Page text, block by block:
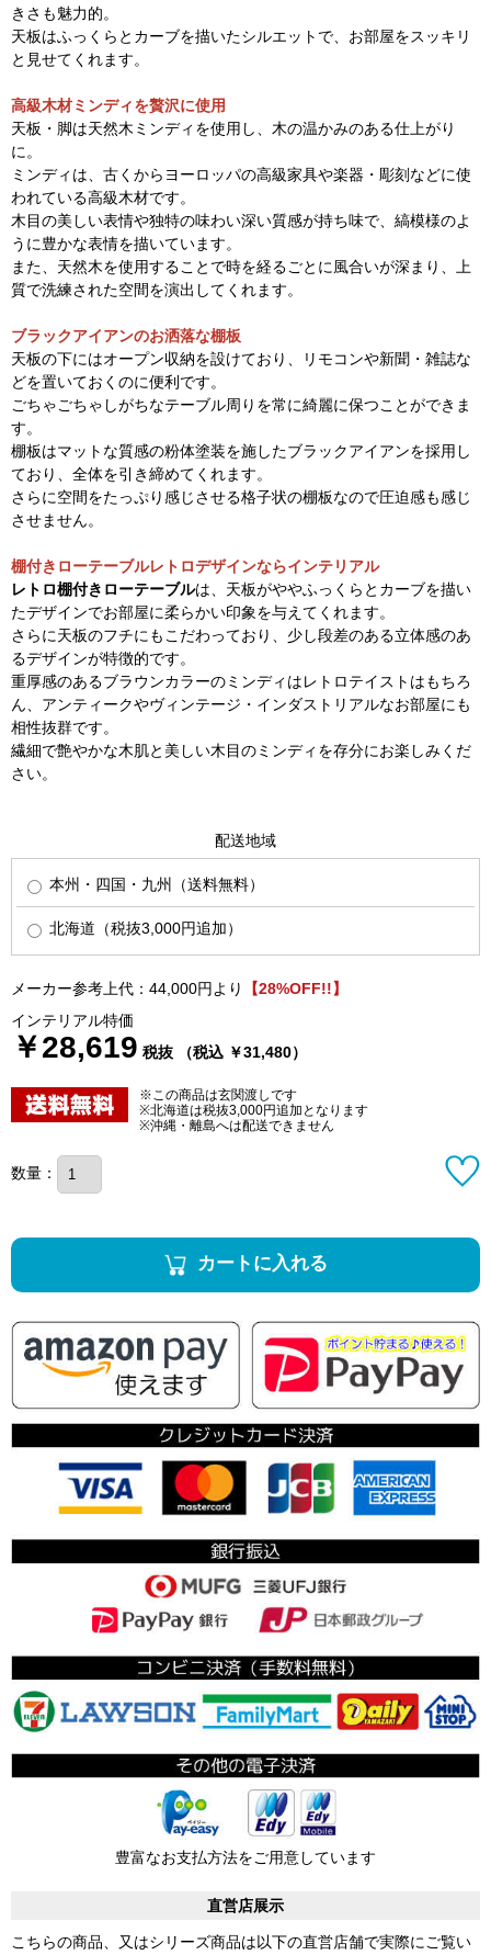
きさも魅力的。
天板はふっくらとカーブを描いたシルエットで、お部屋をスッキリ
と見せてくれます。
高級木材ミンディを贅沢に使用
天板・脚は天然木ミンディを使用し、木の温かみのある仕上がり
に。
ミンディは、古くからヨーロッパの高級家具や楽器・彫刻などに使
われている高級木材です。
木目の美しい表情や独特の味わい深い質感が持ち味で、縞模様のよ
うに豊かな表情を描いています。
また、天然木を使用することで時を経るごとに風合いが深まり、上
質で洗練された空間を演出してくれます。
ブラックアイアンのお洒落な棚板
天板の下にはオープン収納を設けており、リモコンや新聞・雑誌な
どを置いておくのに便利です。
ごちゃごちゃしがちなテーブル周りを常に綺麗に保つことができま
す。
棚板はマットな質感の粉体塗装を施したブラックアイアンを採用し
ており、全体を引き締めてくれます。
さらに空間をたっぷり感じさせる格子状の棚板なので圧迫感も感じ
させません。
棚付きローテーブルレトロデザインならインテリアル
レトロ棚付きローテーブルは、天板がややふっくらとカーブを描い
たデザインでお部屋に柔らかい印象を与えてくれます。
さらに天板のフチにもこだわっており、少し段差のある立体感のあ
るデザインが特徴的です。
重厚感のあるブラウンカラーのミンディはレトロテイストはもちろ
ん、アンティークやヴィンテージ・インダストリアルなお部屋にも
相性抜群です。
繊細で艶やかな木肌と美しい木目のミンディを存分にお楽しみくだ
さい。
配送地域
本州・四国・九州（送料無料）
北海道（税抜3,000円追加）
メーカー参考上代：44,000円より
【28%OFF!!】
インテリアル特価
￥28,619 税抜 （税込 ￥31,480）
※この商品は玄関渡しです
※北海道は税抜3,000円追加となります
※沖縄・離島へは配送できません
数量：
カートに入れる
豊富なお支払方法をご用意しています
直営店展示
こちらの商品、又はシリーズ商品は以下の直営店舗で実際にご覧い